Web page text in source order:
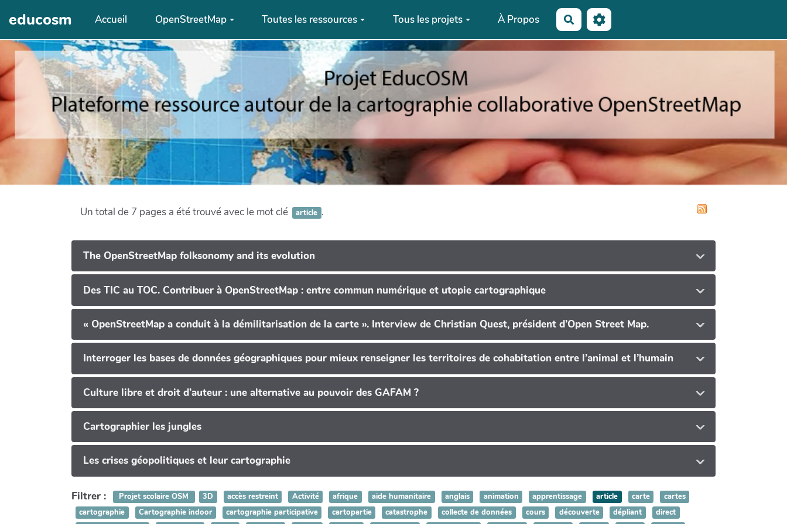
Aller au contenu principal
educosm Accueil OpenStreetMap Toutes les ressources Tous les projets À Propos Rechercher
Un total de 7 pages a été trouvé avec le mot clé article .
The OpenStreetMap folksonomy and its evolution
Des TIC au TOC. Contribuer à OpenStreetMap : entre commun numérique et utopie cartographique
« OpenStreetMap a conduit à la démilitarisation de la carte ». Interview de Christian Quest, président d’Open Street Map.
Interroger les bases de données géographiques pour mieux renseigner les territoires de cohabitation entre l’animal et l’humain
Culture libre et droit d’auteur : une alternative au pouvoir des GAFAM ?
Cartographier les jungles
Les crises géopolitiques et leur cartographie
Filtrer : Projet scolaire OSM 3D accès restreint Activité afrique aide humanitaire anglais animation apprentissage article carte
cartes
cartographie
Cartographie indoor cartographie participative cartopartie catastrophe collecte de données cours découverte dépliant
direct